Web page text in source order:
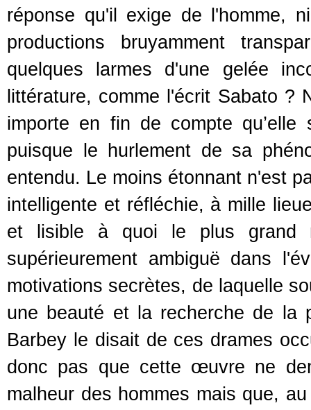
réponse qu'il exige de l'homme,
productions bruyamment
quelques larmes d'une gelée
littérature, comme l'écrit Sabato ?
importe en fin de compte
puisque le hurlement de sa
entendu. Le moins étonnant n'est
intelligente et réfléchie, à mille
et lisible à quoi le plus grand
supérieurement ambiguë dans
motivations secrètes, de laquelle
une beauté et la recherche de la
Barbey le disait de ces drames
donc pas que cette œuvre ne
malheur des hommes mais que,